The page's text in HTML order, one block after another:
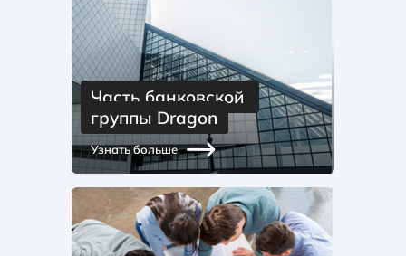
Часть банковской
группы Dragon
Узнать больше